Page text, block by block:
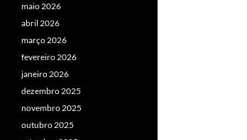
maio 2026
abril 2026
março 2026
fevereiro 2026
janeiro 2026
dezembro 2025
novembro 2025
outubro 2025